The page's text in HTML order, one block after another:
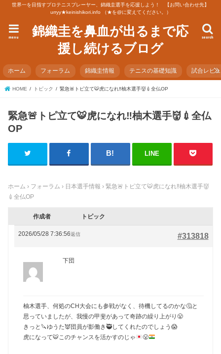
世界一を目指すプロテニスプレーヤー、錦織圭選手を応援しよう！ 【お問い合わせ先】
urryy★keinishikori.info （★を@に変えてください。）
錦織圭を鼻血が出るまで応
援し続けるブログ
search
menu
ホーム フォーラム 錦織圭情報 テニスの基礎知識 試合レビ
HOME トピック 緊急🚨トピ立て🐯虎になれ‼️柚木選手👹💉全仏OP
緊急🚨トピ立て🐯虎になれ‼️柚木選手👹💉全仏
OP
LINE
ホーム › フォーラム › 日本選手情報 › 緊急🚨トピ立て🐯虎になれ‼️柚木選手👹
💉全仏OP
作成者 トピック
2026/05/28 7:36:56 #313818
返信
下団
柚木選手、何処のCH大会にも参戦がなく、待機してるのかな🤔と
思っていましたが、我慢の甲斐があって奇跡の繰り上がり😤
きっと🔪ゆうた👿団員が影働き🥷してくれたのでしょう😱
虎になって🐯このチャンスを活かすのじゃ 😤